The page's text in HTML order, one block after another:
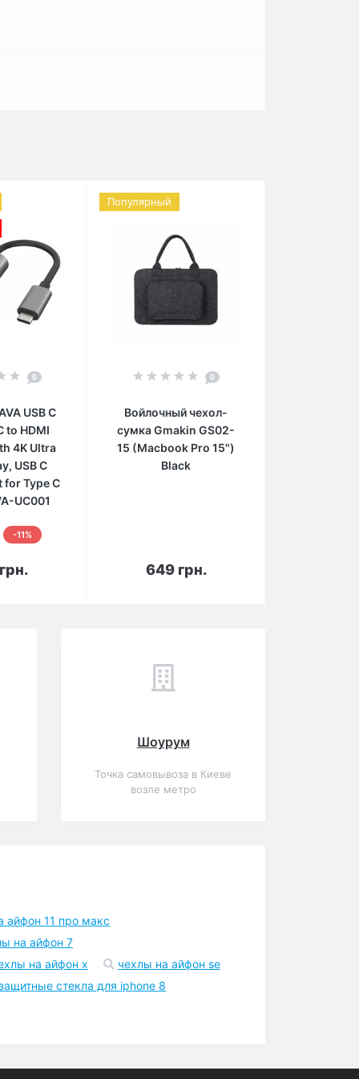
0
USB C
to HDMI
4K Ultra
USB C
for Type C
UC001
-11%
Популярный
0
Войлочный чехол-
сумка Gmakin GS02-
15 (Macbook Pro 15")
Black
649 грн.
В корзину